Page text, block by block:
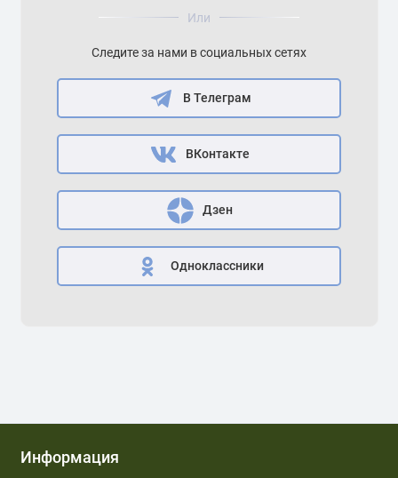
Или
Следите за нами в социальных сетях
В Телеграм
ВКонтакте
Дзен
Одноклассники
Информация